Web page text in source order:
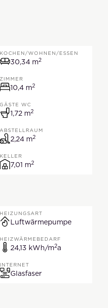
KOCHEN/WOHNEN/ESSEN
30,34 m230,34
ZIMMER
10,4 m210,4 Quadratmeter
GÄSTE WC
1,72 m21,72 Quadratmeter
ABSTELLRAUM
2,24 m22,24 Quadratmeter
KELLER
7,01 m27,01 Quadratmeter
HEIZUNGSART
Luftwärmepumpe
HEIZWÄRMEBEDARF
24,13 kWh/m2a
INTERNET
Glasfaser